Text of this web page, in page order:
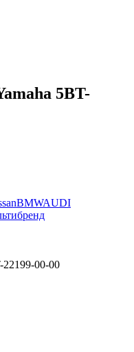
5BT-
BMWAUDI
00-00